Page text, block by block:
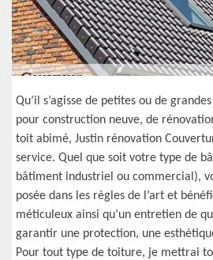
Qu’il s’agisse de petites ou de
pour construction neuve, de
toit abimé, Justin rénovation
service. Quel que soit votre type de
bâtiment industriel ou commercial),
posée dans les règles de l’art et
méticuleux ainsi qu’un entretien de
garantir une protection, une
Pour tout type de toiture, je mettrai